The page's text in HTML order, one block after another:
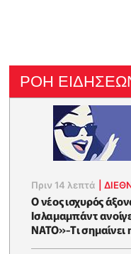
ΡΟΗ
Πριν 14 λεπτά |
O νέος ισχυρός
Ισλαμαμπάντ
ΝΑΤΟ»-Tι